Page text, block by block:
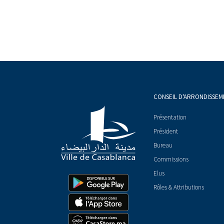
CONSEIL
Présentation
Président
Bureau
Commissions
Elus
Rôles & Attributions